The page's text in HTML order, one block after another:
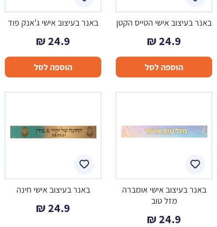
באנר בעיצוב אישי הטייס הקטן
24.9
₪
הוספה לסל
באנר בעיצוב אישי ג'אנק פוד
24.9
₪
הוספה לסל
באנר בעיצוב אישי אומברה
מזל טוב
24.9
₪
באנר בעיצוב אישי חינה
24.9
₪